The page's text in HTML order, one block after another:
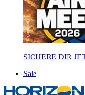
SICHERE DIR
Sale